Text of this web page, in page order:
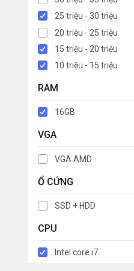
25 triệu - 30 triệu
20 triệu - 25 triệu
15 triệu - 20 triệu
10 triệu - 15 triệu
RAM
16GB
VGA
VGA AMD
Ổ CỨNG
SSD + HDD
CPU
Intel core i7